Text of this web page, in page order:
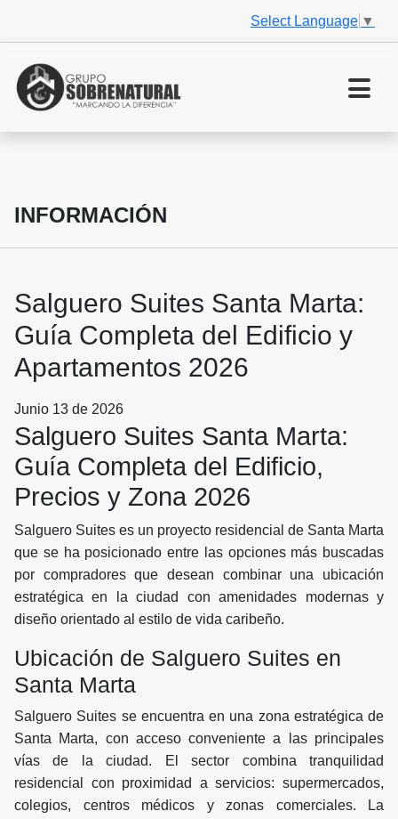
Select Language ▼
INFORMACIÓN
Salguero Suites Santa Marta:
Guía Completa del Edificio y
Apartamentos 2026
Junio 13 de 2026
Salguero Suites Santa Marta:
Guía Completa del Edificio,
Precios y Zona 2026
Salguero Suites es un proyecto residencial de Santa Marta
que se ha posicionado entre las opciones más buscadas
por compradores que desean combinar una ubicación
estratégica en la ciudad con amenidades modernas y
diseño orientado al estilo de vida caribeño.
Ubicación de Salguero Suites en
Santa Marta
Salguero Suites se encuentra en una zona estratégica de
Santa Marta, con acceso conveniente a las principales
vías de la ciudad. El sector combina tranquilidad
residencial con proximidad a servicios: supermercados,
colegios, centros médicos y zonas comerciales. La